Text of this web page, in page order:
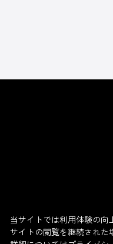
当サイトでは利用体験の向
サイトの閲覧を継続された